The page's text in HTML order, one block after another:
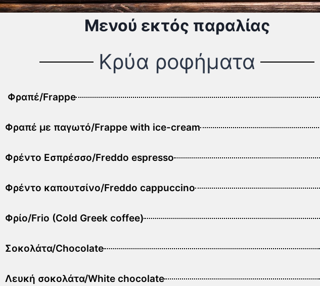
Μενού εκτός παραλίας
Κρύα ροφήματα
Φραπέ/Frappe
Φραπέ με παγωτό/Frappe with ice-cream
Φρέντο Εσπρέσσο/Freddo espresso
Φρέντο καπουτσίνο/Freddo cappuccino
Φρίο/Frio (Cold Greek coffee)
Σοκολάτα/Chocolate
Λευκή σοκολάτα/White chocolate